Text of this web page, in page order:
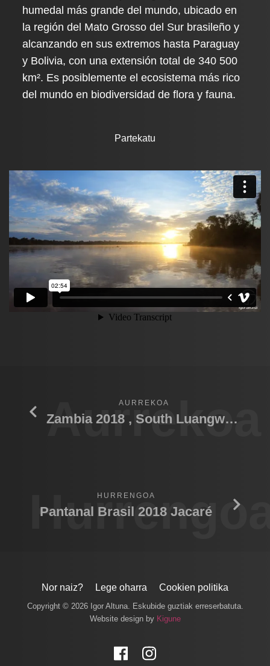
humedal más grande del mundo, ubicado en
la región del Mato Grosso del Sur brasileño y
alcanzando en sus extremos hasta Paraguay
y Bolivia, con una extensión total de 340 500
km². Es posiblemente el ecosistema más rico
del mundo en biodiversidad de flora y fauna.
Partekatu
Aurrekoa
AURREKOA
Zambia 2018 , South Luangwa N.P.
HURRENGOA
Pantanal Brasil 2018 Jacaré
Nor naiz? Lege oharra Cookien politika
Copyright © 2026 Igor Altuna. Eskubide guztiak erreserbatuta.
Website design by Kigune
Facebook
Instagram